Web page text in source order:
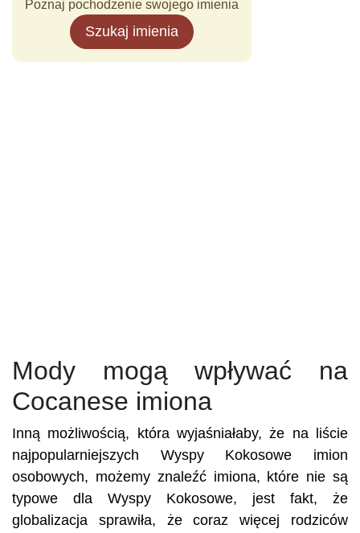
Poznaj pochodzenie swojego imienia
Szukaj imienia
Mody mogą wpływać na
Cocanese imiona
Inną możliwością, która wyjaśniałaby, że na liście
najpopularniejszych Wyspy Kokosowe imion
osobowych, możemy znaleźć imiona, które nie są
typowe dla Wyspy Kokosowe, jest fakt, że
globalizacja sprawiła, że coraz więcej rodziców